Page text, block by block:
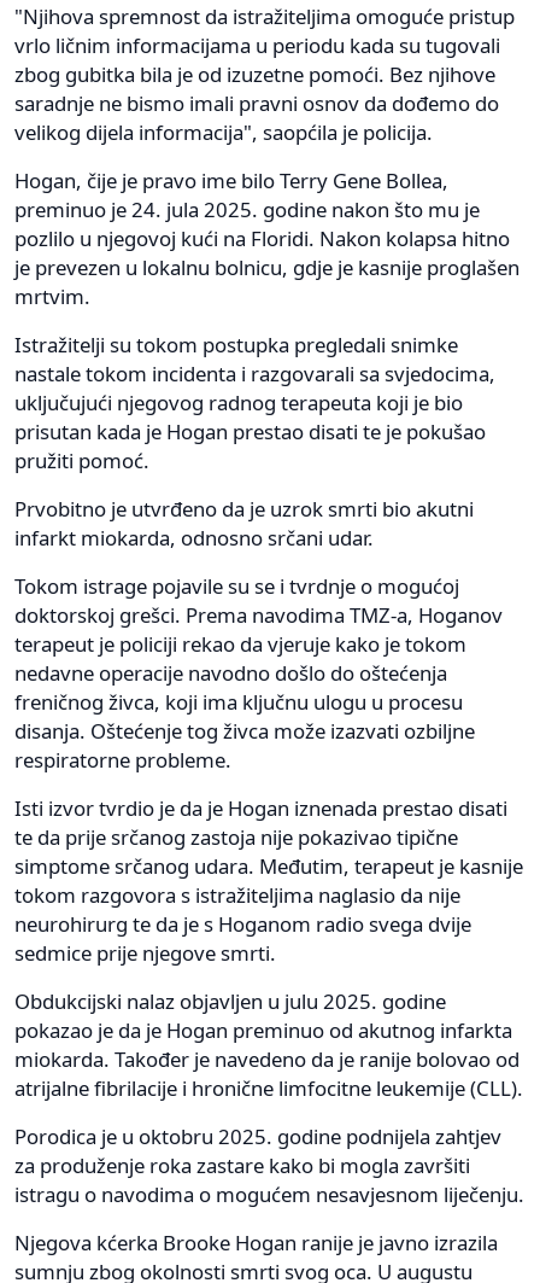
"Njihova spremnost da istražiteljima omoguće pristup
vrlo ličnim informacijama u periodu kada su tugovali
zbog gubitka bila je od izuzetne pomoći. Bez njihove
saradnje ne bismo imali pravni osnov da dođemo do
velikog dijela informacija", saopćila je policija.
Hogan, čije je pravo ime bilo Terry Gene Bollea,
preminuo je 24. jula 2025. godine nakon što mu je
pozlilo u njegovoj kući na Floridi. Nakon kolapsa hitno
je prevezen u lokalnu bolnicu, gdje je kasnije proglašen
mrtvim.
Istražitelji su tokom postupka pregledali snimke
nastale tokom incidenta i razgovarali sa svjedocima,
uključujući njegovog radnog terapeuta koji je bio
prisutan kada je Hogan prestao disati te je pokušao
pružiti pomoć.
Prvobitno je utvrđeno da je uzrok smrti bio akutni
infarkt miokarda, odnosno srčani udar.
Tokom istrage pojavile su se i tvrdnje o mogućoj
doktorskoj grešci. Prema navodima TMZ-a, Hoganov
terapeut je policiji rekao da vjeruje kako je tokom
nedavne operacije navodno došlo do oštećenja
freničnog živca, koji ima ključnu ulogu u procesu
disanja. Oštećenje tog živca može izazvati ozbiljne
respiratorne probleme.
Isti izvor tvrdio je da je Hogan iznenada prestao disati
te da prije srčanog zastoja nije pokazivao tipične
simptome srčanog udara. Međutim, terapeut je kasnije
tokom razgovora s istražiteljima naglasio da nije
neurohirurg te da je s Hoganom radio svega dvije
sedmice prije njegove smrti.
Obdukcijski nalaz objavljen u julu 2025. godine
pokazao je da je Hogan preminuo od akutnog infarkta
miokarda. Također je navedeno da je ranije bolovao od
atrijalne fibrilacije i hronične limfocitne leukemije (CLL).
Porodica je u oktobru 2025. godine podnijela zahtjev
za produženje roka zastare kako bi mogla završiti
istragu o navodima o mogućem nesavjesnom liječenju.
Njegova kćerka Brooke Hogan ranije je javno izrazila
sumnju zbog okolnosti smrti svog oca. U augustu